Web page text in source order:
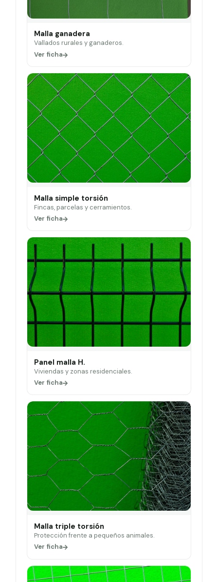
Malla ganadera
Vallados rurales y ganaderos.
Ver ficha
Malla simple torsión
Fincas, parcelas y cerramientos.
Ver ficha
Panel malla H.
Viviendas y zonas residenciales.
Ver ficha
Malla triple torsión
Protección frente a pequeños animales.
Ver ficha